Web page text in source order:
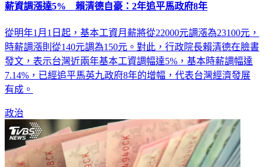
薪資調漲達5% 賴清德自豪：2年追平馬政府8年
從明年1月1日起，基本工資月薪將從22000元調漲為23100元，
時薪調漲則從140元調為150元。對此，行政院長賴清德在臉書
發文，表示台灣近兩年基本工資調幅達5%，基本時薪調幅達
7.14%，已經追平馬英九政府8年的增幅，代表台灣經濟發展
有成。
政治